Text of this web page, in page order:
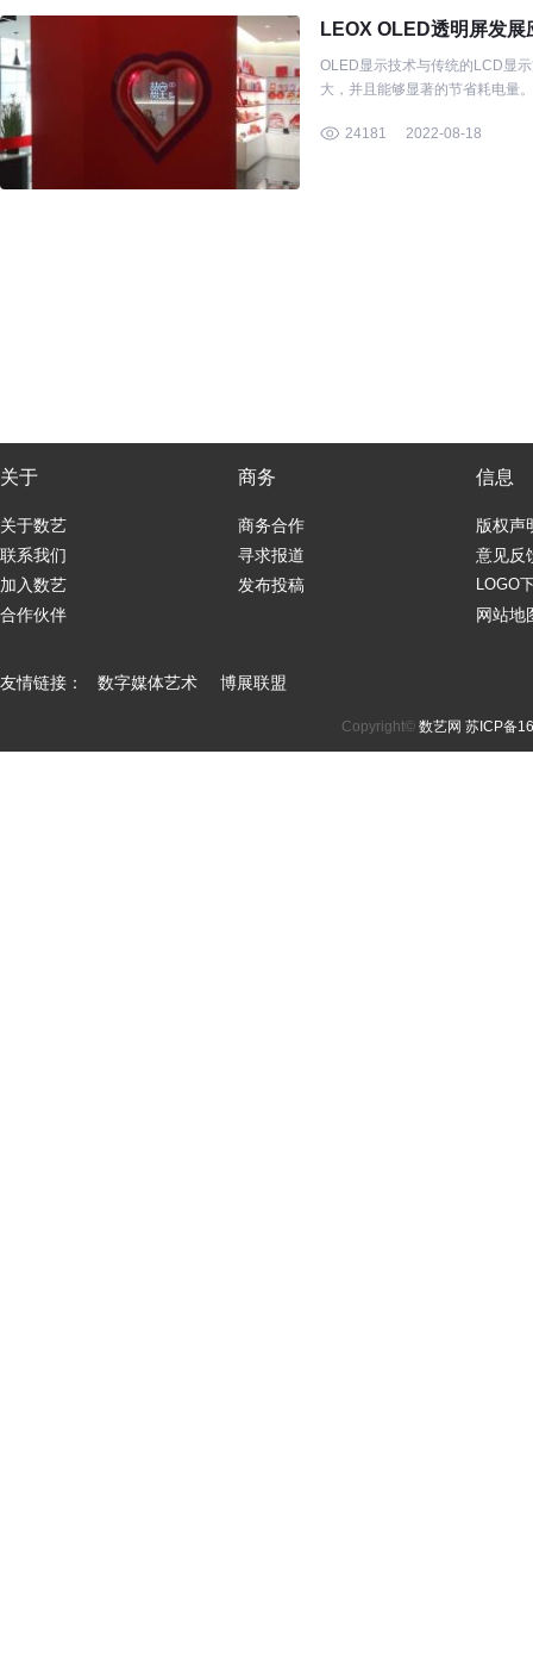
LEOX OLED透明屏发展
OLED显示技术与传统的LCD显
大，并且能够显著的节省耗电量。
24181 2022-08-18
关于
关于数艺
联系我们
加入数艺
合作伙伴
商务
商务合作
寻求报道
发布投稿
信息
版权声
意见反
LOGO
网站地
友情链接： 数字媒体艺术 博展联盟
Copyright© 数艺网 苏ICP备